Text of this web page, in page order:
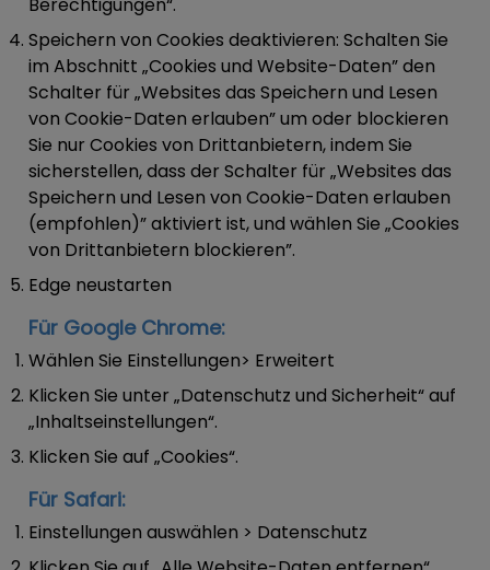
Berechtigungen“.
Speichern von Cookies deaktivieren: Schalten Sie
im Abschnitt „Cookies und Website-Daten” den
Schalter für „Websites das Speichern und Lesen
von Cookie-Daten erlauben” um oder blockieren
Sie nur Cookies von Drittanbietern, indem Sie
sicherstellen, dass der Schalter für „Websites das
Speichern und Lesen von Cookie-Daten erlauben
(empfohlen)” aktiviert ist, und wählen Sie „Cookies
von Drittanbietern blockieren”.
Edge neustarten
Für Google Chrome:
Wählen Sie Einstellungen> Erweitert
Klicken Sie unter „Datenschutz und Sicherheit“ auf
„Inhaltseinstellungen“.
Klicken Sie auf „Cookies“.
Für Safari:
Einstellungen auswählen > Datenschutz